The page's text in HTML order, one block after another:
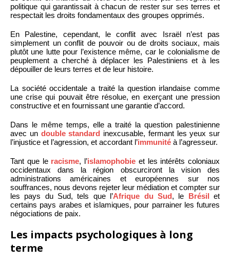
politique qui garantissait à chacun de rester sur ses terres et
respectait les droits fondamentaux des groupes opprimés.
En Palestine, cependant, le conflit avec Israël n’est pas
simplement un conflit de pouvoir ou de droits sociaux, mais
plutôt une lutte pour l’existence même, car le colonialisme de
peuplement a cherché à déplacer les Palestiniens et à les
dépouiller de leurs terres et de leur histoire.
La société occidentale a traité la question irlandaise comme
une crise qui pouvait être résolue, en exerçant une pression
constructive et en fournissant une garantie d’accord.
Dans le même temps, elle a traité la question palestinienne
avec un double standard inexcusable, fermant les yeux sur
l’injustice et l’agression, et accordant l’immunité à l’agresseur.
Tant que le racisme, l’islamophobie et les intérêts coloniaux
occidentaux dans la région obscurciront la vision des
administrations américaines et européennes sur nos
souffrances, nous devons rejeter leur médiation et compter sur
les pays du Sud, tels que l’Afrique du Sud, le Brésil et
certains pays arabes et islamiques, pour parrainer les futures
négociations de paix.
Les impacts psychologiques à long
terme